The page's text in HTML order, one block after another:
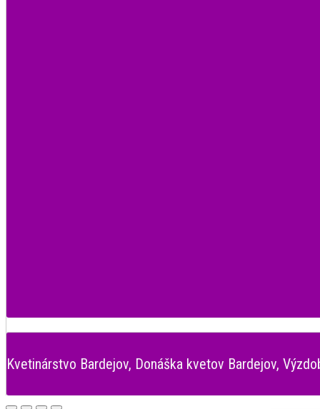
Kvetinárstvo Bardejov, Donáška kvetov Bardejov,
Go